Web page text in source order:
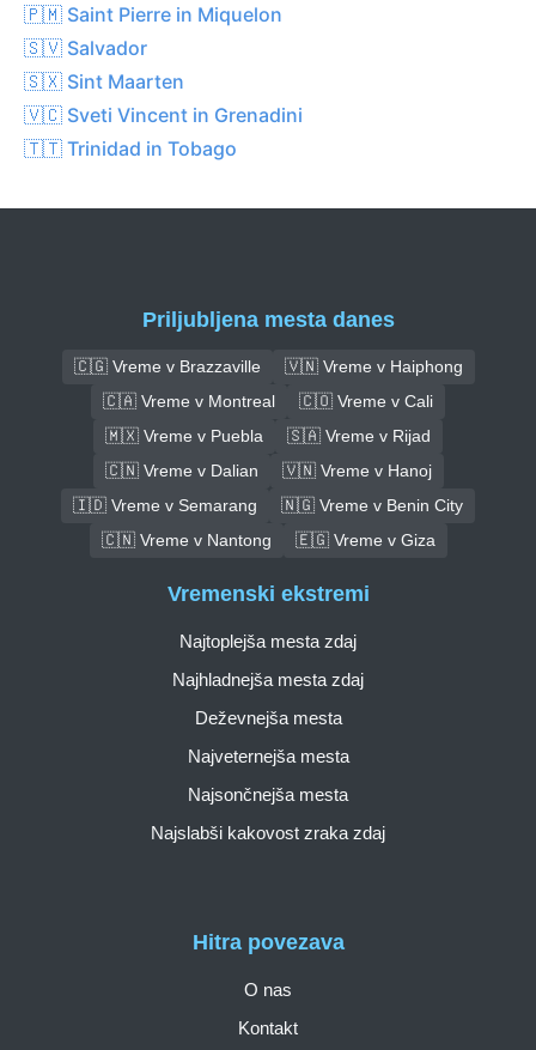
🇵🇲 Saint Pierre in Miquelon
🇸🇻 Salvador
🇸🇽 Sint Maarten
🇻🇨 Sveti Vincent in Grenadini
🇹🇹 Trinidad in Tobago
Priljubljena mesta danes
🇨🇬 Vreme v Brazzaville
🇻🇳 Vreme v Haiphong
🇨🇦 Vreme v Montreal
🇨🇴 Vreme v Cali
🇲🇽 Vreme v Puebla
🇸🇦 Vreme v Rijad
🇨🇳 Vreme v Dalian
🇻🇳 Vreme v Hanoj
🇮🇩 Vreme v Semarang
🇳🇬 Vreme v Benin City
🇨🇳 Vreme v Nantong
🇪🇬 Vreme v Giza
Hitra povezava
O nas
Kontakt
Vremenski ekstremi
Najtoplejša mesta zdaj
Najhladnejša mesta zdaj
Deževnejša mesta
Najveternejša mesta
Najsončnejša mesta
Najslabši kakovost zraka zdaj